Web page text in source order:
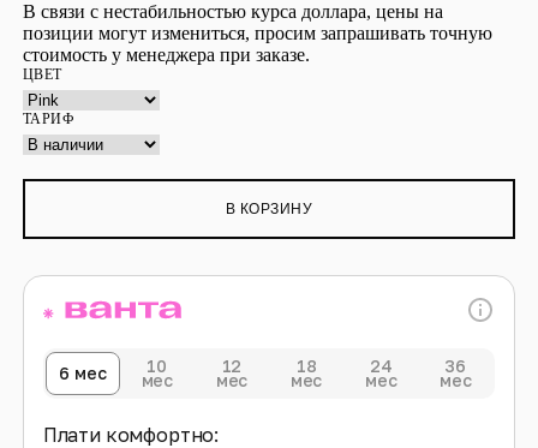
В связи с нестабильностью курса доллара, цены на
позиции могут измениться, просим запрашивать точную
стоимость у менеджера при заказе.
ЦВЕТ
ТАРИФ
В КОРЗИНУ
6 мес 10
мес
12
мес
18
мес
24
мес
36
мес
Плати комфортно: